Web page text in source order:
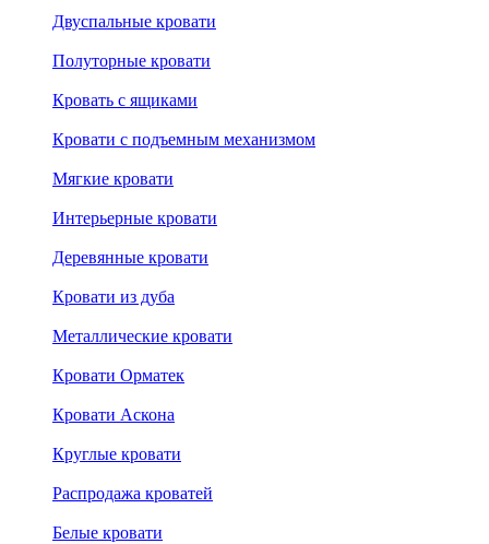
Двуспальные кровати
Полуторные кровати
Кровать с ящиками
Кровати с подъемным механизмом
Мягкие кровати
Интерьерные кровати
Деревянные кровати
Кровати из дуба
Металлические кровати
Кровати Орматек
Кровати Аскона
Круглые кровати
Распродажа кроватей
Белые кровати